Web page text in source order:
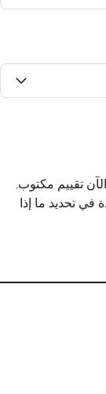
تقييم مكتوب.
تحديد ما إذا